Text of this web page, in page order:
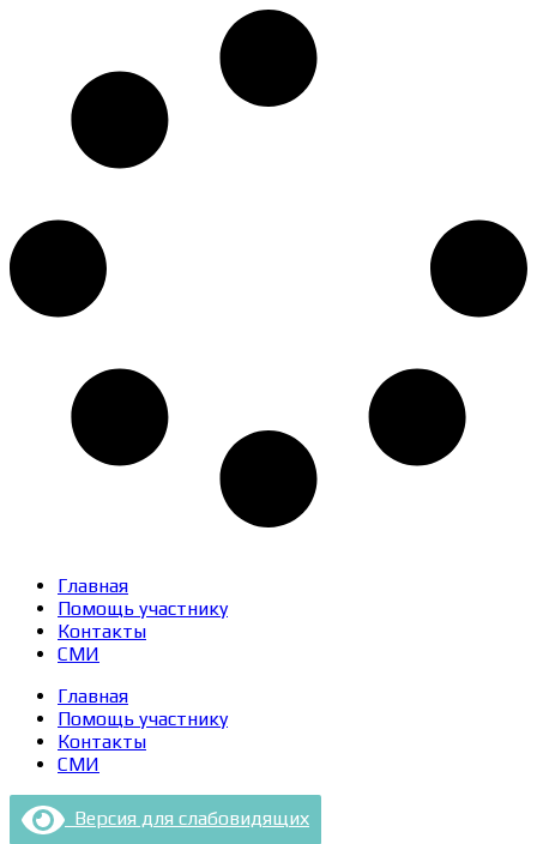
Главная
Помощь участнику
Контакты
СМИ
Главная
Помощь участнику
Контакты
СМИ
Версия для слабовидящих